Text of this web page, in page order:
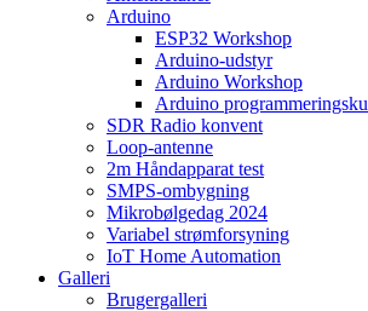
Arduino
ESP32 Workshop
Arduino-udstyr
Arduino Workshop
Arduino
SDR Radio konvent
Loop-antenne
2m Håndapparat test
SMPS-ombygning
Mikrobølgedag 2024
Variabel strømforsyning
IoT Home Automation
Galleri
Brugergalleri